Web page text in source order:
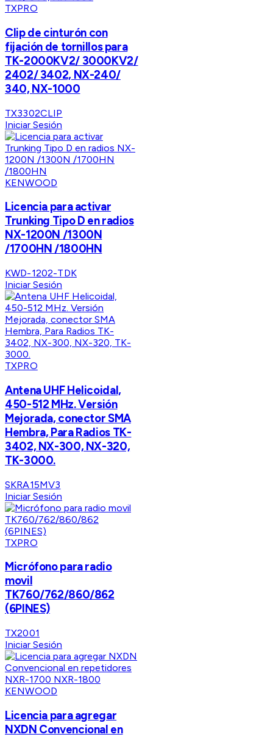
TXPRO
Clip de cinturón con
fijación de tornillos para
TK-2000KV2/ 3000KV2/
2402/ 3402, NX-240/
340, NX-1000
TX3302CLIP
Iniciar Sesión
KENWOOD
Licencia para activar
Trunking Tipo D en radios
NX-1200N /1300N
/1700HN /1800HN
KWD-1202-TDK
Iniciar Sesión
TXPRO
Antena UHF Helicoidal,
450-512 MHz. Versión
Mejorada, conector SMA
Hembra, Para Radios TK-
3402, NX-300, NX-320,
TK-3000.
SKRA15MV3
Iniciar Sesión
TXPRO
Micrófono para radio
movil
TK760/762/860/862
(6PINES)
TX2001
Iniciar Sesión
KENWOOD
Licencia para agregar
NXDN Convencional en